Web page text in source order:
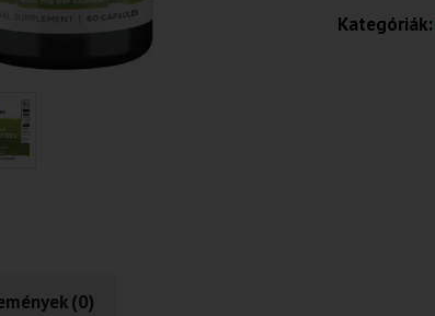
Kategóriák:
(0)